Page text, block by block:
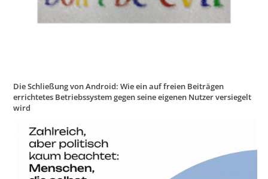
Die Schließung von Android: Wie ein auf freien Beiträgen
errichtetes Betriebssystem gegen seine eigenen Nutzer versiegelt
wird